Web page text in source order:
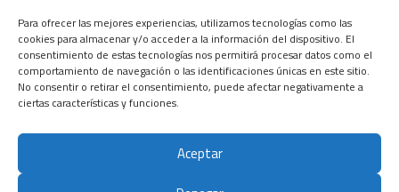
Para ofrecer las mejores experiencias, utilizamos tecnologías como las
cookies para almacenar y/o acceder a la información del dispositivo. El
consentimiento de estas tecnologías nos permitirá procesar datos como el
comportamiento de navegación o las identificaciones únicas en este sitio.
No consentir o retirar el consentimiento, puede afectar negativamente a
ciertas características y funciones.
Aceptar
info@alsocasals.com
CIF: B43831593